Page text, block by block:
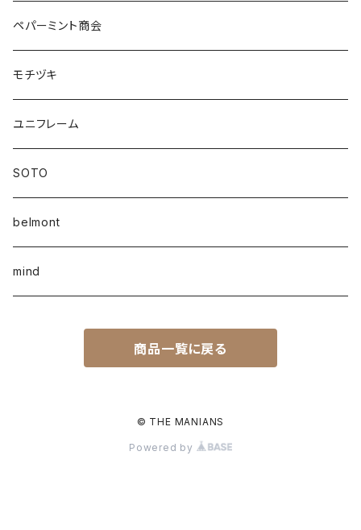
ペパーミント商会
モチヅキ
ユニフレーム
SOTO
belmont
mind
商品一覧に戻る
© THE MANIANS
Powered by